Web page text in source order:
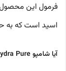
فرمول این محصول
اسید است که به
آیا شامپو Hydra Pure برای موهای چرب با ساقه خشک مناسب است؟